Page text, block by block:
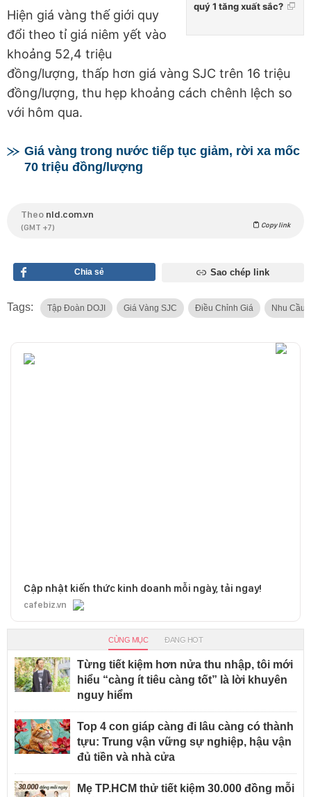
quý 1 tăng xuất sắc?
Hiện giá vàng thế giới quy
đổi theo tỉ giá niêm yết vào
khoảng 52,4 triệu
đồng/lượng, thấp hơn giá vàng SJC trên 16 triệu
đồng/lượng, thu hẹp khoảng cách chênh lệch so
với hôm qua.
Giá vàng trong nước tiếp tục giảm, rời xa mốc
70 triệu đồng/lượng
Theo nld.com.vn
(GMT +7) Copy link
Chia sẻ Sao chép link
Tags: Tập Đoàn DOJI Giá Vàng SJC Điều Chỉnh Giá Nhu Cầu
Cập nhật kiến thức kinh doanh mỗi ngày, tải ngay!
cafebiz.vn
CÙNG MỤC ĐANG HOT
Từng tiết kiệm hơn nửa thu nhập, tôi mới
hiểu “càng ít tiêu càng tốt” là lời khuyên
nguy hiểm
Top 4 con giáp càng đi lâu càng có thành
tựu: Trung vận vững sự nghiệp, hậu vận
đủ tiền và nhà cửa
Mẹ TP.HCM thử tiết kiệm 30.000 đồng mỗi